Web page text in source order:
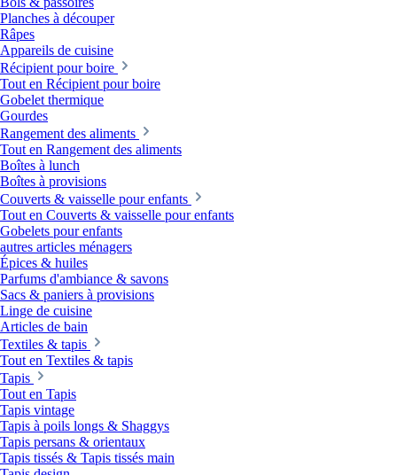
Planches à découper
Râpes
Appareils de cuisine
Récipient pour boire
Tout en Récipient pour boire
Gobelet thermique
Gourdes
Rangement des aliments
Tout en Rangement des aliments
Boîtes à lunch
Boîtes à provisions
Couverts & vaisselle pour enfants
Tout en Couverts & vaisselle pour enfants
Gobelets pour enfants
autres articles ménagers
Épices & huiles
Parfums d'ambiance & savons
Sacs & paniers à provisions
Linge de cuisine
Articles de bain
Textiles & tapis
Tout en Textiles & tapis
Tapis
Tout en Tapis
Tapis vintage
Tapis à poils longs & Shaggys
Tapis persans & orientaux
Tapis tissés & Tapis tissés main